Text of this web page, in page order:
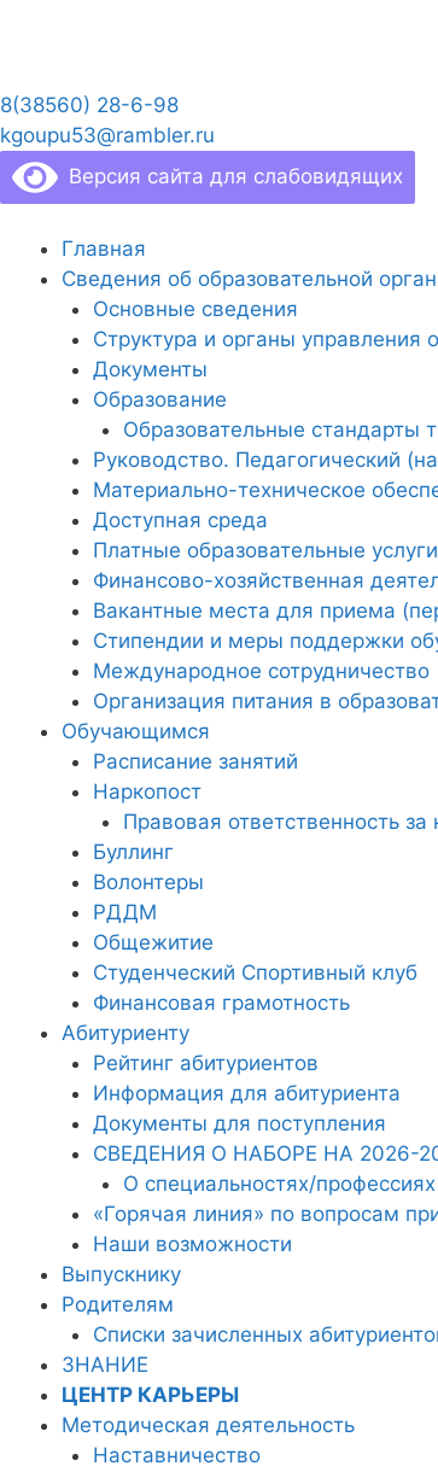
8(38560) 28-6-98
kgoupu53@rambler.ru
Версия сайта для слабовидящих
Главная
Сведения об образовательной
Основные сведения
Структура и органы управления
Документы
Образование
Образовательные стандарты
Руководство. Педагогический
Материально-техническое
Доступная среда
Платные образовательные услуги
Финансово-хозяйственная
Вакантные места для приема
Стипендии и меры поддержки
Международное сотрудничество
Организация питания в
Обучающимся
Расписание занятий
Наркопост
Правовая ответственность
Буллинг
Волонтеры
РДДМ
Общежитие
Студенческий Спортивный клуб
Финансовая грамотность
Абитуриенту
Рейтинг абитуриентов
Информация для абитуриента
Документы для поступления
СВЕДЕНИЯ О НАБОРЕ НА 2026-
О специальностях/профессиях
«Горячая линия» по вопросам
Наши возможности
Выпускнику
Родителям
Списки зачисленных
ЗНАНИЕ
ЦЕНТР КАРЬЕРЫ
Методическая деятельность
Наставничество